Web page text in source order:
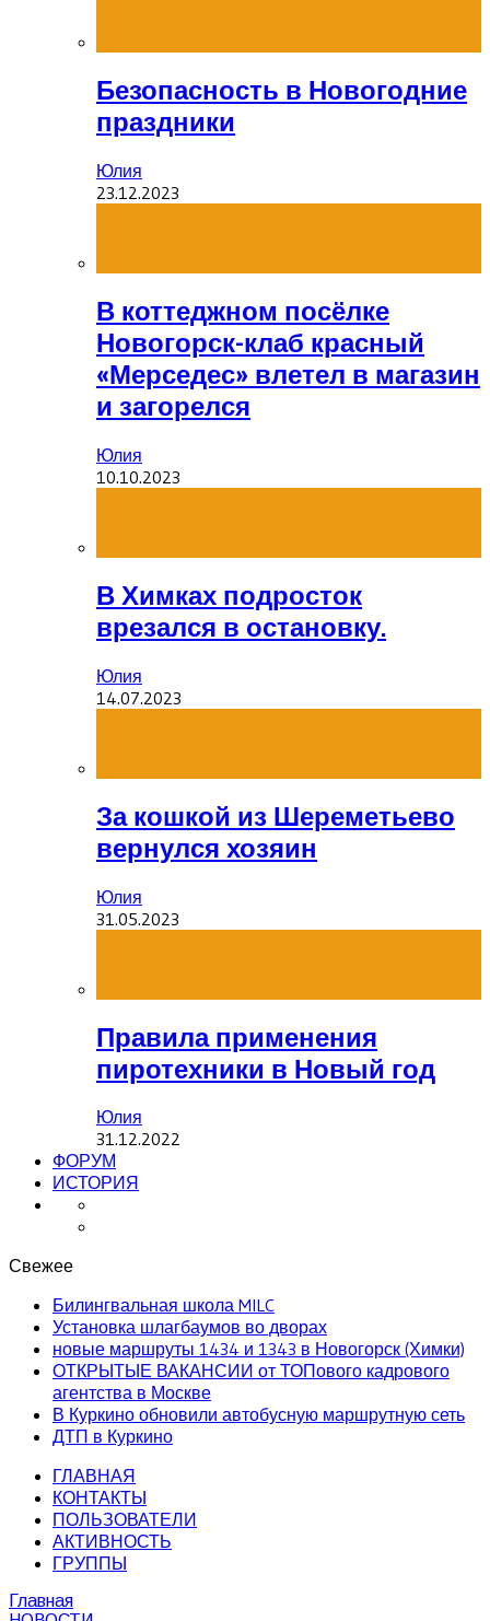
Безопасность в Новогодние
праздники
Юлия
23.12.2023
В коттеджном посёлке
Новогорск-клаб красный
«Мерседес» влетел в магазин
и загорелся
Юлия
10.10.2023
В Химках подросток
врезался в остановку.
Юлия
14.07.2023
За кошкой из Шереметьево
вернулся хозяин
Юлия
31.05.2023
Правила применения
пиротехники в Новый год
Юлия
31.12.2022
ФОРУМ
ИСТОРИЯ
Свежее
Билингвальная школа MILC
Установка шлагбаумов во дворах
новые маршруты 1434 и 1343 в Новогорск (Химки)
ОТКРЫТЫЕ ВАКАНСИИ от ТОПового кадрового
агентства в Москве
В Куркино обновили автобусную маршрутную сеть
ДТП в Куркино
ГЛАВНАЯ
КОНТАКТЫ
ПОЛЬЗОВАТЕЛИ
АКТИВНОСТЬ
ГРУППЫ
Главная